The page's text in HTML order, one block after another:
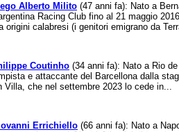
Alberto Milito (47 anni fa): Nato a
Racing Club fino al 21 maggio
origini calabresi (i genitori emigrano da
Coutinho (34 anni fa): Nato a Rio
e attaccante del Barcellona dalla
Villa, che nel settembre 2023 lo cede in...
Errichiello (66 anni fa): Nato a